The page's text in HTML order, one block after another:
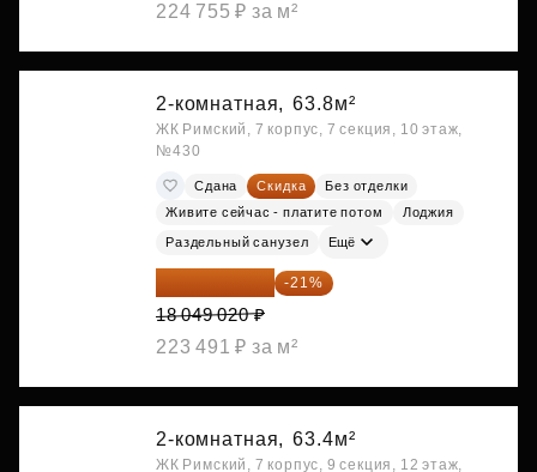
224 755 ₽ за м²
2-комнатная, 63.8м²
ЖК Римский, 7 корпус, 7 секция, 10 этаж,
№430
Сдана Скидка
Без отделки
Живите сейчас - платите потом
Лоджия
Раздельный санузел Ещё
14 258 726 ₽ -21%
18 049 020 ₽
223 491 ₽ за м²
2-комнатная, 63.4м²
ЖК Римский, 7 корпус, 9 секция, 12 этаж,